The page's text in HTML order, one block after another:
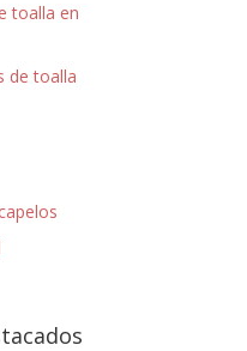
toalla en
de toalla